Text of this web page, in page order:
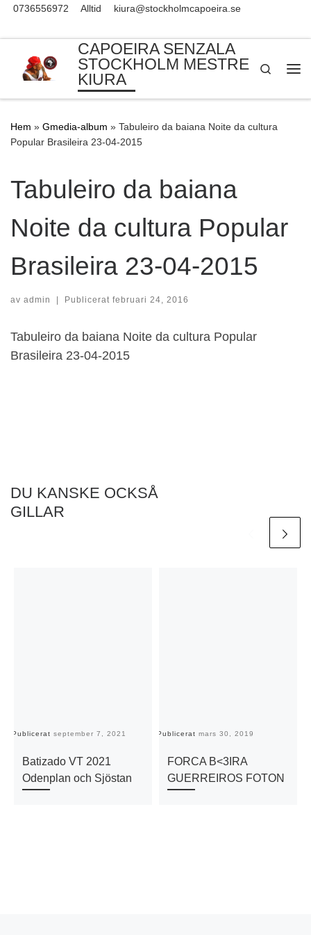
0736556972 Alltid kiura@stockholmcapoeira.se
CAPOEIRA SENZALA
STOCKHOLM MESTRE
KIURA
Search
Hem » Gmedia-album » Tabuleiro da baiana Noite da cultura
Popular Brasileira 23-04-2015
Tabuleiro da baiana
Noite da cultura Popular
Brasileira 23-04-2015
av admin | Publicerat februari 24, 2016
Tabuleiro da baiana Noite da cultura Popular
Brasileira 23-04-2015
DU KANSKE OCKSÅ
GILLAR
Publicerat september 7, 2021
Batizado VT 2021
Odenplan och Sjöstan
Publicerat mars 30, 2019
FORCA B<3IRA
GUERREIROS FOTON